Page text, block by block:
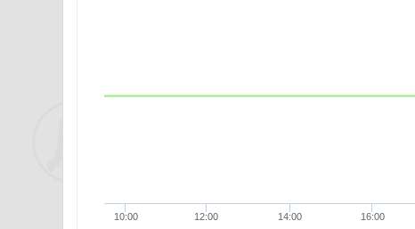
10:00 12:00 14:00 16:00